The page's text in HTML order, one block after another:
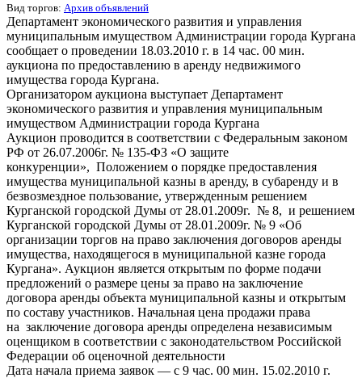
Вид торгов: Архив объявлений
Департамент экономического развития и управления
муниципальным имуществом Администрации города Кургана
сообщает о проведении 18.03.2010 г. в 14 час. 00 мин.
аукциона по предоставлению в аренду недвижимого
имущества города Кургана.
Организатором аукциона выступает Департамент
экономического развития и управления муниципальным
имуществом Администрации города Кургана
Аукцион проводится в соответствии с Федеральным законом
РФ от 26.07.2006г. № 135-ФЗ «О защите
конкуренции», Положением о порядке предоставления
имущества муниципальной казны в аренду, в субаренду и в
безвозмездное пользование, утвержденным решением
Курганской городской Думы от 28.01.2009г. № 8, и решением
Курганской городской Думы от 28.01.2009г. № 9 «Об
организации торгов на право заключения договоров аренды
имущества, находящегося в муниципальной казне города
Кургана». Аукцион является открытым по форме подачи
предложений о размере цены за право на заключение
договора аренды объекта муниципальной казны и открытым
по составу участников. Начальная цена продажи права
на заключение договора аренды определена независимым
оценщиком в соответствии с законодательством Российской
Федерации об оценочной деятельности
Дата начала приема заявок — с 9 час. 00 мин. 15.02.2010 г.